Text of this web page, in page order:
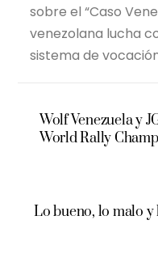
sobre el “Caso
venezolana lucha
sistema de
Wolf Venezuela y
World Rally
Lo bueno, lo malo